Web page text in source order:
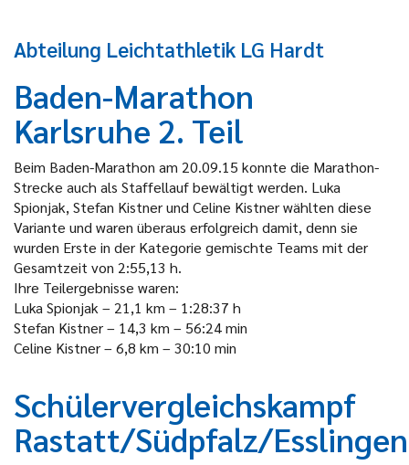
Abteilung Leichtathletik LG Hardt
Baden-Marathon
Karlsruhe 2. Teil
Beim Baden-Marathon am 20.09.15 konnte die Marathon-
Strecke auch als Staffellauf bewältigt werden. Luka
Spionjak, Stefan Kistner und Celine Kistner wählten diese
Variante und waren überaus erfolgreich damit, denn sie
wurden Erste in der Kategorie gemischte Teams mit der
Gesamtzeit von 2:55,13 h.
Ihre Teilergebnisse waren:
Luka Spionjak – 21,1 km – 1:28:37 h
Stefan Kistner – 14,3 km – 56:24 min
Celine Kistner – 6,8 km – 30:10 min
Schülervergleichskampf
Rastatt/Südpfalz/Esslingen